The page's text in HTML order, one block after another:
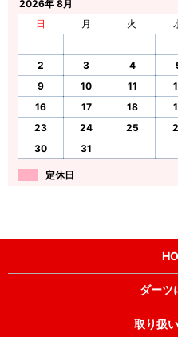
2026年 8月
日
月 火
2
3 4
9
10 11
16
17 18
23
24 25
30
31
定休日
ダーツ
取り扱